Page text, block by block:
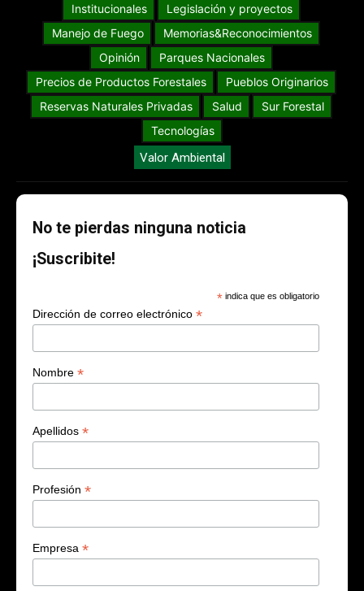
Institucionales
Legislación y proyectos
Manejo de Fuego
Memorias&Reconocimientos
Opinión
Parques Nacionales
Precios de Productos Forestales
Pueblos Originarios
Reservas Naturales Privadas
Salud
Sur Forestal
Tecnologías
Valor Ambiental
No te pierdas ninguna noticia
¡Suscribite!
* indica que es obligatorio
Dirección de correo electrónico *
Nombre *
Apellidos *
Profesión *
Empresa *